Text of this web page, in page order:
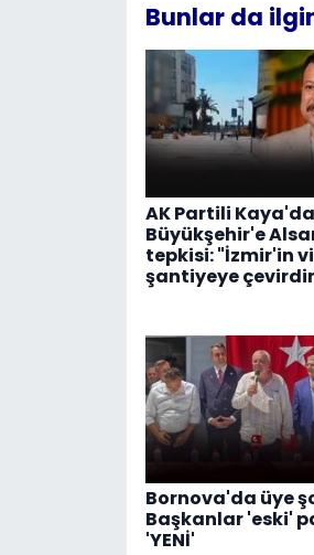
Bunlar da
AK Partili
Büyükşehir'e
tepkisi: "İzmir'in
şantiyeye
Bornova'da üye
Başkanlar 'eski'
'YENİ'